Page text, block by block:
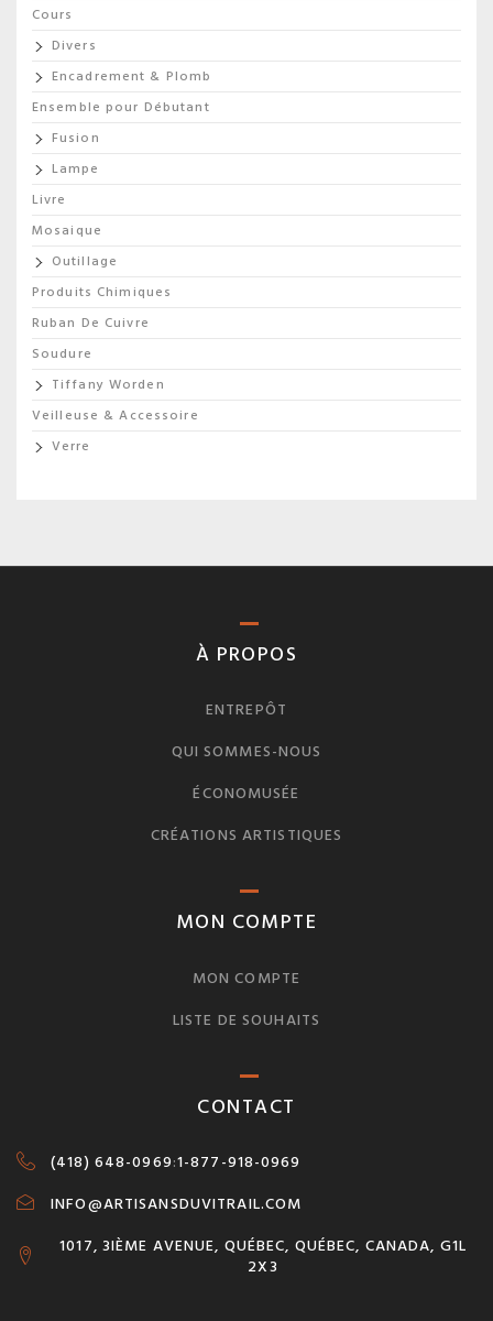
Cours
Divers
Encadrement & Plomb
Ensemble pour Débutant
Fusion
Lampe
Livre
Mosaique
Outillage
Produits Chimiques
Ruban De Cuivre
Soudure
Tiffany Worden
Veilleuse & Accessoire
Verre
À PROPOS
ENTREPÔT
QUI SOMMES-NOUS
ÉCONOMUSÉE
CRÉATIONS ARTISTIQUES
MON COMPTE
MON COMPTE
LISTE DE SOUHAITS
CONTACT
(418) 648-0969:1-877-918-0969
INFO@ARTISANSDUVITRAIL.COM
1017, 3IÈME AVENUE, QUÉBEC, QUÉBEC, CANADA, G1L
2X3